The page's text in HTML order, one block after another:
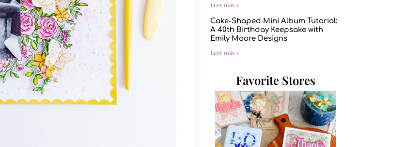
Leer más »
Cake-Shaped Mini Album Tutorial:
A 40th Birthday Keepsake with
Emily Moore Designs
Leer más »
Favorite Stores